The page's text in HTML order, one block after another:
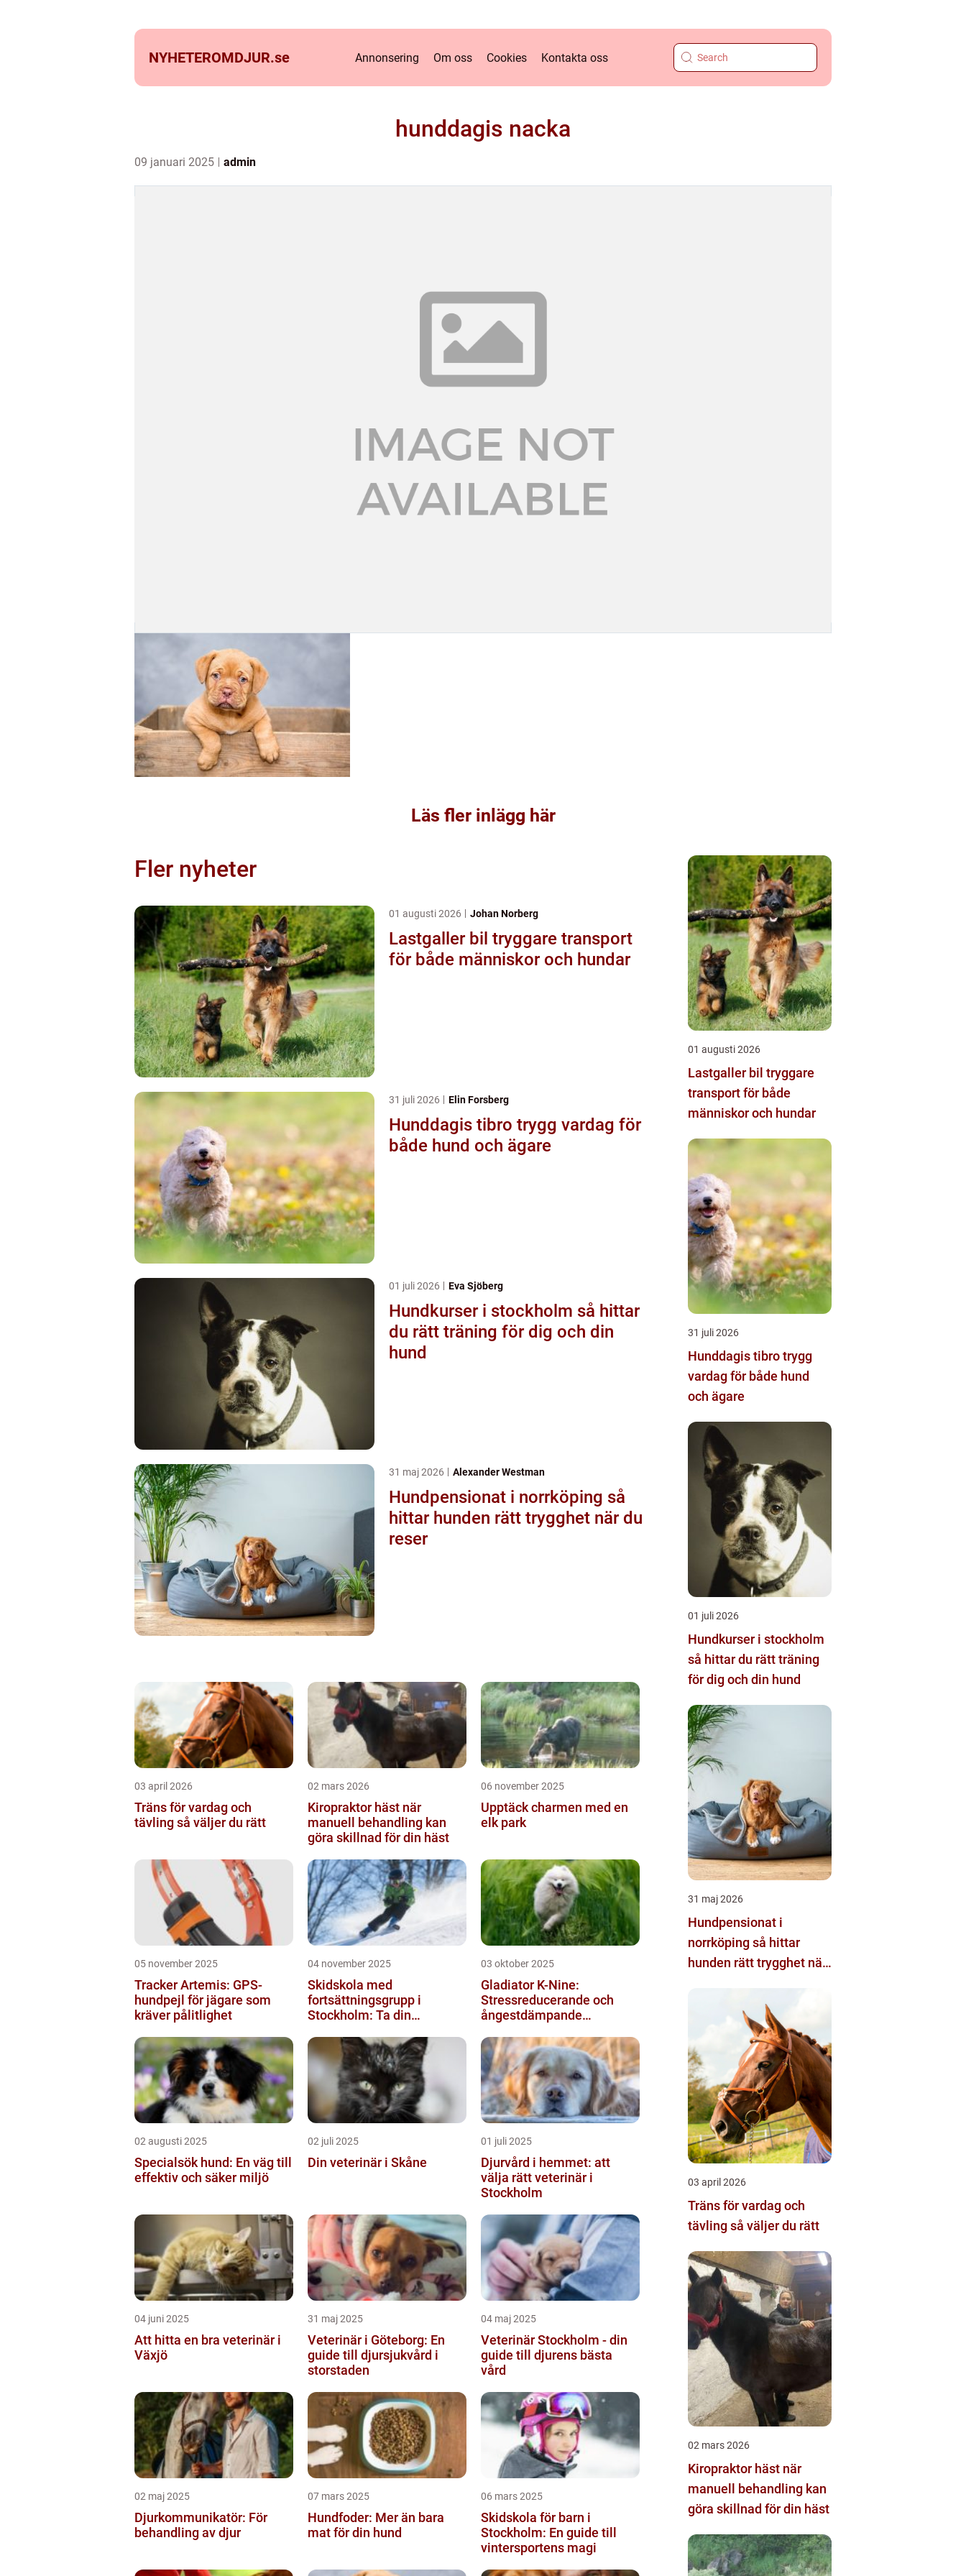
NYHETEROMDJUR.se Annonsering Om oss Cookies Kontakta oss
hunddagis nacka
09 januari 2025 admin
Läs fler inlägg här
Fler nyheter
01 augusti 2026 Johan Norberg
Lastgaller bil tryggare transport
för både människor och hundar
31 juli 2026 Elin Forsberg
Hunddagis tibro trygg vardag för
både hund och ägare
01 juli 2026 Eva Sjöberg
Hundkurser i stockholm så hittar
du rätt träning för dig och din
hund
31 maj 2026 Alexander Westman
Hundpensionat i norrköping så
hittar hunden rätt trygghet när du
reser
03 april 2026
Träns för vardag och
tävling så väljer du rätt
02 mars 2026
Kiropraktor häst när
manuell behandling kan
göra skillnad för din häst
06 november 2025
Upptäck charmen med en
elk park
05 november 2025
Tracker Artemis: GPS-
hundpejl för jägare som
kräver pålitlighet
04 november 2025
Skidskola med
fortsättningsgrupp i
Stockholm: Ta din
03 oktober 2025
Gladiator K-Nine:
Stressreducerande och
ångestdämpande
02 augusti 2025
Specialsök hund: En väg till
effektiv och säker miljö
02 juli 2025
Din veterinär i Skåne
01 juli 2025
Djurvård i hemmet: att
välja rätt veterinär i
Stockholm
04 juni 2025
Att hitta en bra veterinär i
Växjö
31 maj 2025
Veterinär i Göteborg: En
guide till djursjukvård i
storstaden
04 maj 2025
Veterinär Stockholm - din
guide till djurens bästa
vård
02 maj 2025
Djurkommunikatör: För
behandling av djur
07 mars 2025
Hundfoder: Mer än bara
mat för din hund
06 mars 2025
Skidskola för barn i
Stockholm: En guide till
vintersportens magi
01 augusti 2026
Lastgaller bil tryggare
transport för både
människor och hundar
31 juli 2026
Hunddagis tibro trygg
vardag för både hund
och ägare
01 juli 2026
Hundkurser i stockholm
så hittar du rätt träning
för dig och din hund
31 maj 2026
Hundpensionat i
norrköping så hittar
hunden rätt trygghet när
03 april 2026
Träns för vardag och
tävling så väljer du rätt
02 mars 2026
Kiropraktor häst när
manuell behandling kan
göra skillnad för din häst